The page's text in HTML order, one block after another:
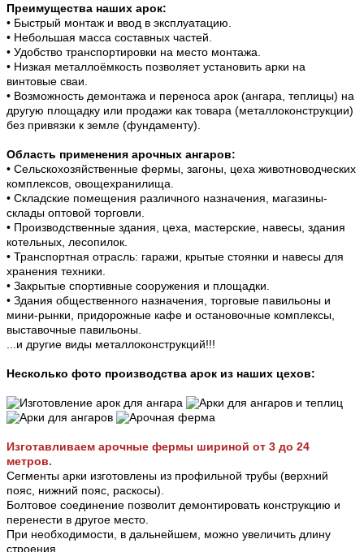
Преимущества наших арок:
• Быстрый монтаж и ввод в эксплуатацию.
• Небольшая масса составных частей.
• Удобство транспортировки на место монтажа.
• Низкая металлоёмкость позволяет установить арки на
винтовые сваи.
• Возможность демонтажа и переноса арок (ангара, теплицы) на
другую площадку или продажи как товара (металлоконструкции)
без привязки к земле (фундаменту).
Область применения арочных ангаров:
• Сельскохозяйственные фермы, загоны, цеха животноводческих
комплексов, овощехранилища.
• Складские помещения различного назначения, магазины-
склады оптовой торговли.
• Производственные здания, цеха, мастерские, навесы, здания
котельных, лесопилок.
• Транспортная отрасль: гаражи, крытые стоянки и навесы для
хранения техники.
• Закрытые спортивные сооружения и площадки.
• Здания общественного назначения, торговые павильоны и
мини-рынки, придорожные кафе и остановочные комплексы,
выставочные павильоны.
...и другие виды металлоконструкций!!!
Несколько фото производства арок из наших цехов:
Изготавливаем арочные фермы шириной от 3 до 24
метров.
Сегменты арки изготовлены из профильной трубы (верхний
пояс, нижний пояс, раскосы).
Болтовое соединение позволит демонтировать конструкцию и
перенести в другое место.
При необходимости, в дальнейшем, можно увеличить длину
строения.